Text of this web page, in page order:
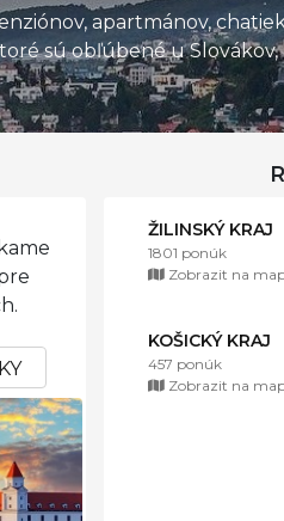
apartmánov,
sú obľúbené u
ŽILINSKÝ KRAJ
1801 ponúk
Zobrazit na
KOŠICKÝ KRAJ
457 ponúk
Zobrazit na